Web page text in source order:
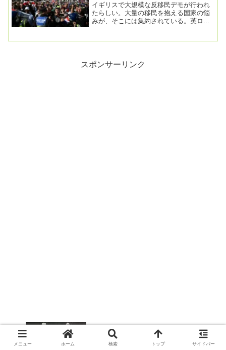
イギリスで大規模な反移民デモが行われ
たらしい。大量の移民を抱える国家の悩
みが、そこには集約されている。英ロン
スポンサーリンク
自動車整備士の不足は技術進化の影響
メニュー ホーム 検索 トップ サイドバー